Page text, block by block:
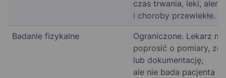
czas trwania, leki,
i choroby przewlekłe.
Badanie fizykalne
Ograniczone. Lekarz
poprosić o pomiary,
lub dokumentację,
ale nie bada pacjenta